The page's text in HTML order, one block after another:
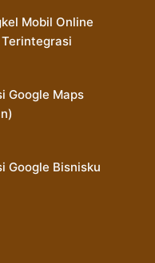
Mobil Online
Google Maps
Google Bisnisku